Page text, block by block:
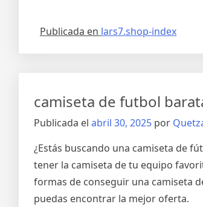
Publicada en lars7.shop-index
camiseta de futbol
Publicada el abril 30, 2025 por
¿Estás buscando una camiseta de
tener la camiseta de tu equipo
formas de conseguir una camiseta
puedas encontrar la mejor oferta.